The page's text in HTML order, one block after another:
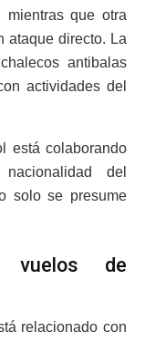
que otra
ataque directo. La
antibalas
actividades del
está colaborando
del
solo se presume
vuelos de
relacionado con